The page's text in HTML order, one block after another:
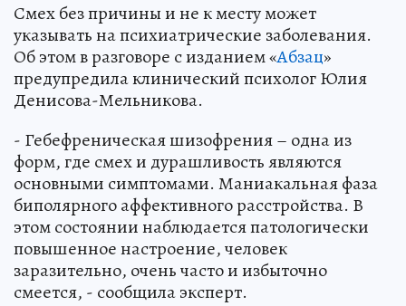
Смех без причины и не к месту может
указывать на психиатрические заболевания.
Об этом в разговоре с изданием «Абзац»
предупредила клинический психолог Юлия
Денисова-Мельникова.
- Гебефреническая шизофрения – одна из
форм, где смех и дурашливость являются
основными симптомами. Маниакальная фаза
биполярного аффективного расстройства. В
этом состоянии наблюдается патологически
повышенное настроение, человек
заразительно, очень часто и избыточно
смеется, - сообщила эксперт.